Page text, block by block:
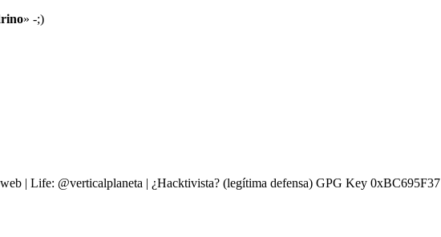
» -;)
| Life: @verticalplaneta | ¿Hacktivista? (legítima defensa) GPG Key 0xBC695F37